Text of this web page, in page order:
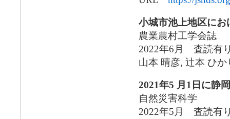
小城市池上地区に
農業農村工学会誌
2022年6月 査読有
山本 晴彦, 辻本 ひ
2021年5 月1日に静
自然災害科学
2022年5月 査読有